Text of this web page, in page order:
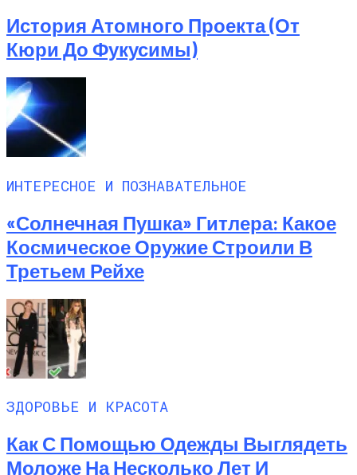
История Атомного Проекта (от
Кюри До Фукусимы)
ИНТЕРЕСНОЕ И ПОЗНАВАТЕЛЬНОЕ
«Солнечная Пушка» Гитлера: Какое
Космическое Оружие Строили В
Третьем Рейхе
ЗДОРОВЬЕ И КРАСОТА
Как С Помощью Одежды Выглядеть
Моложе На Несколько Лет И